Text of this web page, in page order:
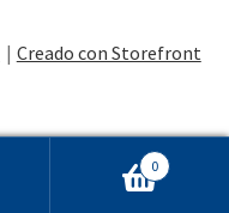
Creado con Storefront
0